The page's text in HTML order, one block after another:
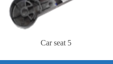
Car seat 5